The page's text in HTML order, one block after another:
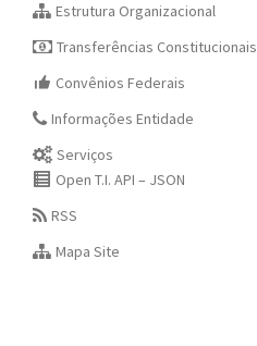
Estrutura Organizacional
Transferências Constitucionais
Convênios Federais
Informações Entidade
Serviços
Open T.I. API – JSON
RSS
Mapa Site